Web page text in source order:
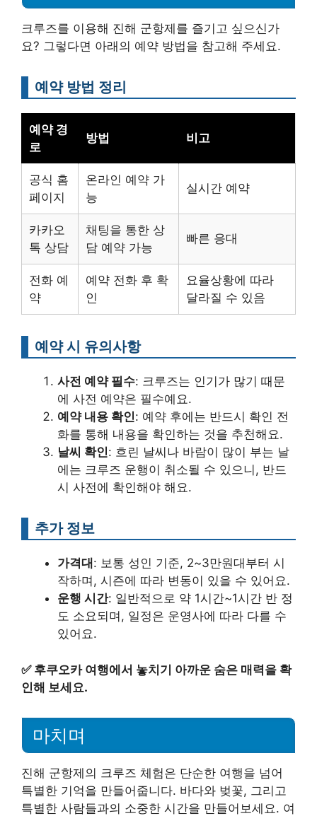
크루즈를 이용해 진해 군항제를 즐기고 싶으신가
요? 그렇다면 아래의 예약 방법을 참고해 주세요.
예약 방법 정리
예약 경
로
방법 비고
공식 홈
페이지
온라인 예약 가
능
실시간 예약
카카오
톡 상담
채팅을 통한 상
담 예약 가능
빠른 응대
전화 예
약
예약 전화 후 확
인
요율상황에 따라
달라질 수 있음
예약 시 유의사항
사전 예약 필수: 크루즈는 인기가 많기 때문
에 사전 예약은 필수예요.
예약 내용 확인: 예약 후에는 반드시 확인 전
화를 통해 내용을 확인하는 것을 추천해요.
날씨 확인: 흐린 날씨나 바람이 많이 부는 날
에는 크루즈 운행이 취소될 수 있으니, 반드
시 사전에 확인해야 해요.
추가 정보
가격대 : 보통 성인 기준, 2~3만원대부터 시
작하며, 시즌에 따라 변동이 있을 수 있어요.
운행 시간: 일반적으로 약 1시간~1시간 반 정
도 소요되며, 일정은 운영사에 따라 다를 수
있어요.
✅ 후쿠오카 여행에서 놓치기 아까운 숨은 매력을 확
인해 보세요.
마치며
진해 군항제의 크루즈 체험은 단순한 여행을 넘어
특별한 기억을 만들어줍니다. 바다와 벚꽃, 그리고
특별한 사람들과의 소중한 시간을 만들어보세요. 여